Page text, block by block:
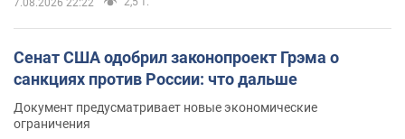
7.08.2026 22:22
Сенат США одобрил законопроект Грэма о
санкциях против России: что дальше
Документ предусматривает новые экономические
ограничения